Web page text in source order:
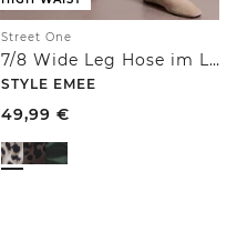
Street One
7/8 Wide Leg Hose im Loose Fit mit Print
STYLE EMEE
49,99 €